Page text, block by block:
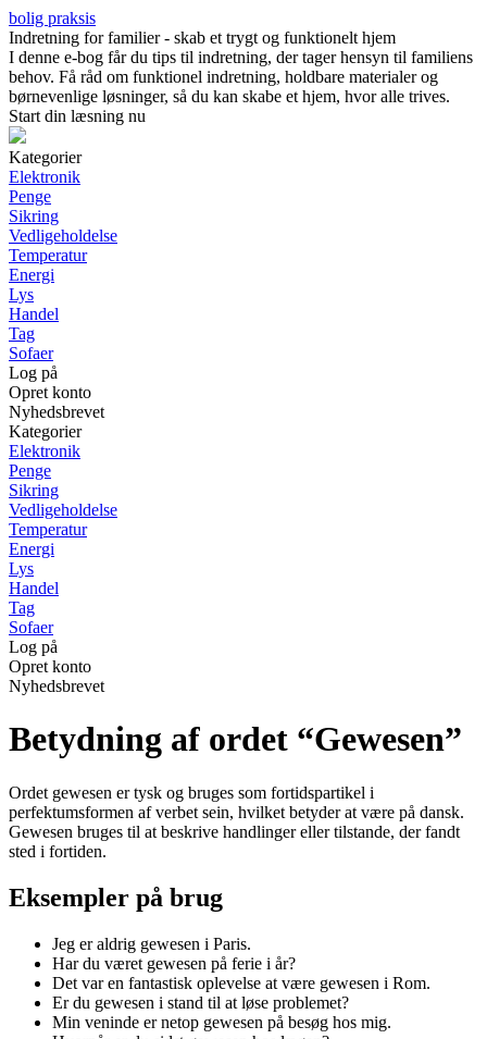
bolig praksis
Indretning for familier - skab et trygt og funktionelt hjem
I denne e-bog får du tips til indretning, der tager hensyn til familiens
behov. Få råd om funktionel indretning, holdbare materialer og
børnevenlige løsninger, så du kan skabe et hjem, hvor alle trives.
Start din læsning nu
Kategorier
Elektronik
Penge
Sikring
Vedligeholdelse
Temperatur
Energi
Lys
Handel
Tag
Sofaer
Log på
Opret konto
Nyhedsbrevet
Kategorier
Elektronik
Penge
Sikring
Vedligeholdelse
Temperatur
Energi
Lys
Handel
Tag
Sofaer
Log på
Opret konto
Nyhedsbrevet
Betydning af ordet “Gewesen”
Ordet gewesen er tysk og bruges som fortidspartikel i
perfektumsformen af verbet sein, hvilket betyder at være på dansk.
Gewesen bruges til at beskrive handlinger eller tilstande, der fandt
sted i fortiden.
Eksempler på brug
Jeg er aldrig gewesen i Paris.
Har du været gewesen på ferie i år?
Det var en fantastisk oplevelse at være gewesen i Rom.
Er du gewesen i stand til at løse problemet?
Min veninde er netop gewesen på besøg hos mig.